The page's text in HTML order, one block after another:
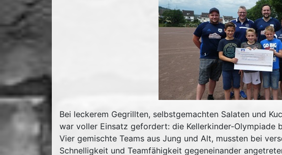
Bei leckerem Gegrillten, selbstgemachten Salaten und
war voller Einsatz gefordert: die Kellerkinder-Olympiade
Vier gemischte Teams aus Jung und Alt, mussten bei
Schnelligkeit und Teamfähigkeit gegeneinander